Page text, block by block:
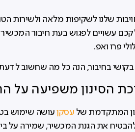
שלנו לשקיפות מלאה ולשירות
עשויים לפגוש בעת חיבור
פרו ואפ.
בחיבור, הנה כל מה שחשוב
הסינון משפיעה על
המתקדמת של עסקן
את הגנת המכשיר, שמירה על